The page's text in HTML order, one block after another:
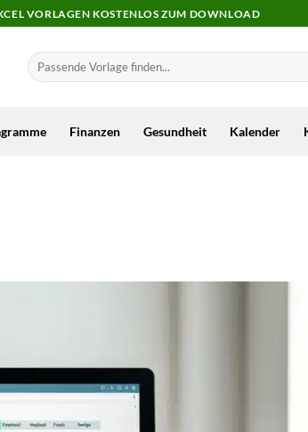
VORLAGEN KOSTENLOS ZUM DOWNLOAD
Finanzen Gesundheit Kalender